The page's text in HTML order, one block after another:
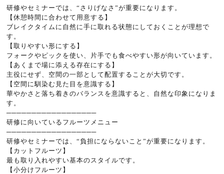
研修やセミナーでは、“さりげなさ”が重要になります。
【休憩時間に合わせて用意する】
ブレイクタイムに自然に手に取れる状態にしておくことが理想で
す。
【取りやすい形にする】
フォークやピックを使い、片手でも食べやすい形が向いています。
【あくまで場に添える存在にする】
主役にせず、空間の一部として配置することが大切です。
【空間に馴染む見た目を意識する】
華やかさと落ち着きのバランスを意識すると、自然な印象になりま
す。
──────────────────
研修に向いているフルーツメニュー
──────────────────
研修やセミナーでは、“負担にならないこと”が重要になります。
【カットフルーツ】
最も取り入れやすい基本のスタイルです。
【小分けフルーツ】